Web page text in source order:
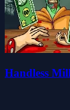
Handless